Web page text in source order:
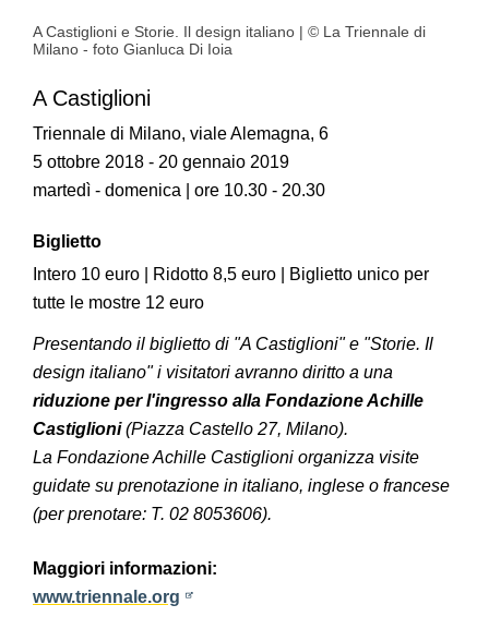
A Castiglioni e Storie. Il design italiano | © La Triennale di
Milano - foto Gianluca Di Ioia
A Castiglioni
Triennale di Milano, viale Alemagna, 6
5 ottobre 2018 - 20 gennaio 2019
martedì - domenica | ore 10.30 - 20.30
Biglietto
Intero 10 euro | Ridotto 8,5 euro | Biglietto unico per
tutte le mostre 12 euro
Presentando il biglietto di "A Castiglioni" e "Storie. Il
design italiano" i visitatori avranno diritto a una
riduzione per l'ingresso alla Fondazione Achille
Castiglioni(Piazza Castello 27, Milano).
La Fondazione Achille Castiglioni organizza visite
guidate su prenotazione in italiano, inglese o francese
(per prenotare: T. 02 8053606).
Maggiori informazioni:
www.triennale.org